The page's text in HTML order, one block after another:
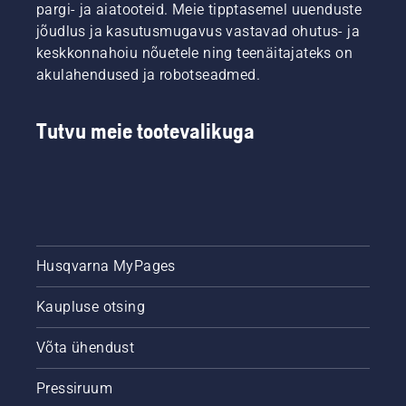
saavutada
tavapärane
pöörlemiskiirus.
pargi- ja aiatooteid. Meie tipptasemel uuenduste
jõudlus ja kasutusmugavus vastavad ohutus- ja
keskkonnahoiu nõuetele ning teenäitajateks on
akulahendused ja robotseadmed.
Tutvu meie tootevalikuga
Husqvarna MyPages
Kaupluse otsing
Võta ühendust
Pressiruum